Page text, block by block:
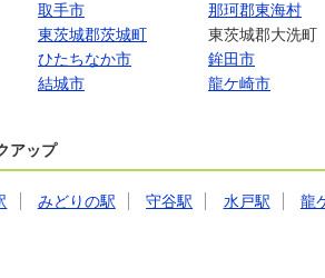
取手市 那珂郡東海村
東茨城郡茨城町 東茨城郡大洗町
ひたちなか市 鉾田市
結城市 龍ケ崎市
アップ
みどりの駅 守谷駅 水戸駅 龍